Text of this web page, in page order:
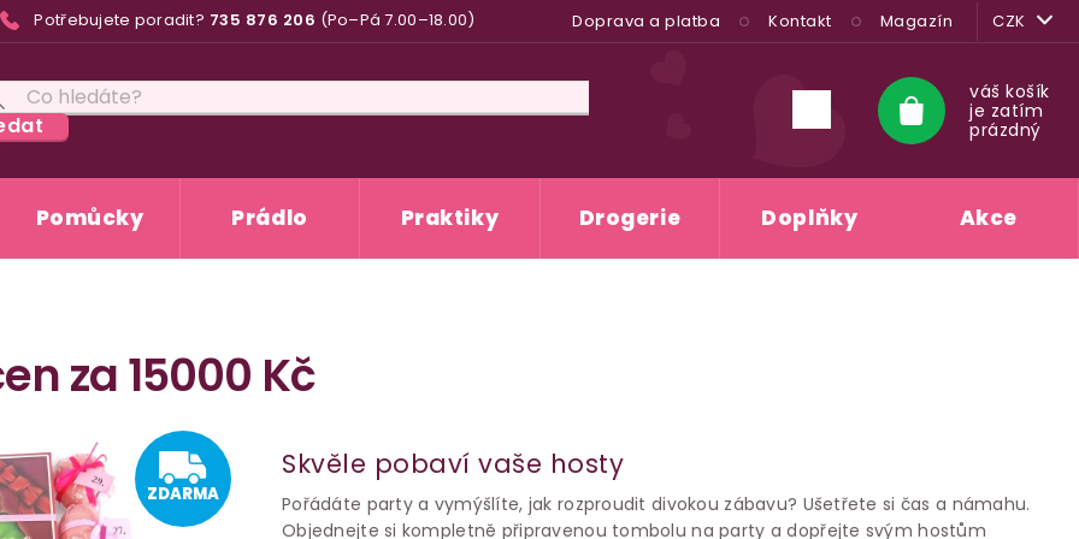
Potřebujete poradit? 735 876 206 (Po–Pá 7.00–18.00) Doprava a platba Kontakt Magazín CZK
Nákupní
košík
váš košík
je zatím
prázdný
Pomůcky Prádlo Praktiky Drogerie Doplňky Akce
za 15000 Kč
ZDARMA
ZDARMA
Skvěle pobaví vaše hosty
Pořádáte party a vymýšlíte, jak rozproudit divokou zábavu? Ušetřete si čas a námahu.
Objednejte si kompletně připravenou tombolu na party a dopřejte svým hostům